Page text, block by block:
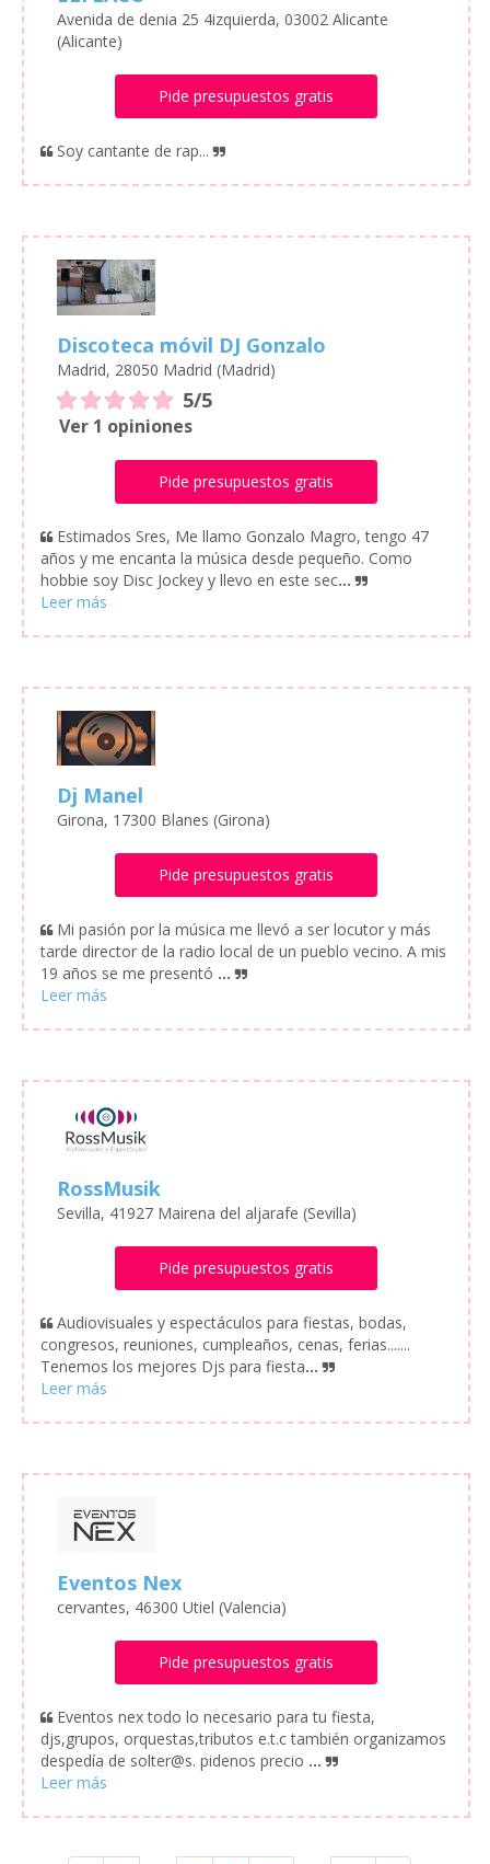
Avenida de denia 25 4izquierda, 03002 Alicante
(Alicante)
Pide presupuestos gratis
Soy cantante de rap...
Discoteca móvil DJ Gonzalo
Madrid, 28050 Madrid (Madrid)
5/5
Ver 1 opiniones
Pide presupuestos gratis
Estimados Sres, Me llamo Gonzalo Magro, tengo 47
años y me encanta la música desde pequeño. Como
hobbie soy Disc Jockey y llevo en este sec...
Dj Manel
Girona, 17300 Blanes (Girona)
Pide presupuestos gratis
Mi pasión por la música me llevó a ser locutor y más
tarde director de la radio local de un pueblo vecino. A mis
19 años se me presentó ...
RossMusik
Sevilla, 41927 Mairena del aljarafe (Sevilla)
Pide presupuestos gratis
Audiovisuales y espectáculos para fiestas, bodas,
congresos, reuniones, cumpleaños, cenas, ferias.......
Tenemos los mejores Djs para fiesta...
Eventos Nex
cervantes, 46300 Utiel (Valencia)
Pide presupuestos gratis
Eventos nex todo lo necesario para tu fiesta,
djs,grupos, orquestas,tributos e.t.c también organizamos
despedía de solter@s. pidenos precio ...